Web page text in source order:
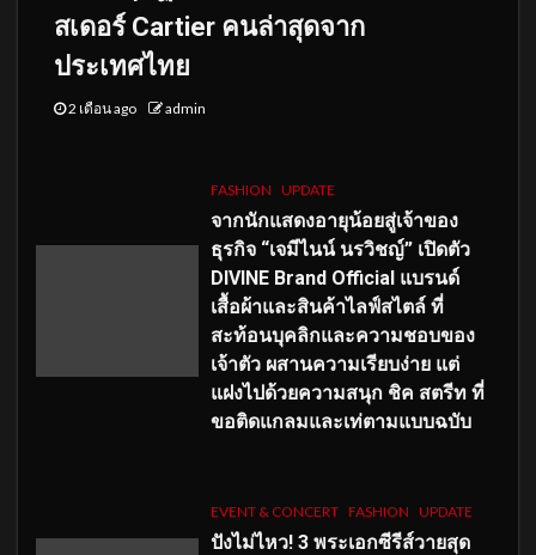
สเดอร์ Cartier คนล่าสุดจาก
ประเทศไทย
2 เดือน ago admin
FASHION UPDATE
จากนักแสดงอายุน้อยสู่เจ้าของ
ธุรกิจ “เจมีไนน์ นรวิชญ์” เปิดตัว
DIVINE Brand Official แบรนด์
เสื้อผ้าและสินค้าไลฟ์สไตล์ ที่
สะท้อนบุคลิกและความชอบของ
เจ้าตัว ผสานความเรียบง่าย แต่
แฝงไปด้วยความสนุก ชิค สตรีท ที่
ขอติดแกลมและเท่ตามแบบฉบับ
EVENT & CONCERT FASHION UPDATE
ปังไม่ไหว! 3 พระเอกซีรีส์วายสุด